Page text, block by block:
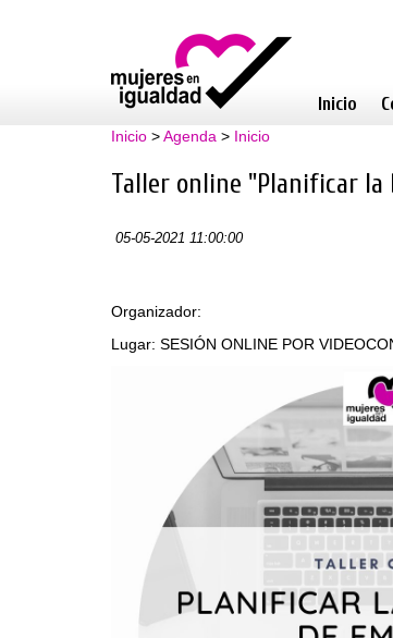
Inicio
Inicio >Agenda > Inicio
Taller online "Planificar la
05-05-2021 11:00:00
Organizador:
Lugar: SESIÓN ONLINE POR